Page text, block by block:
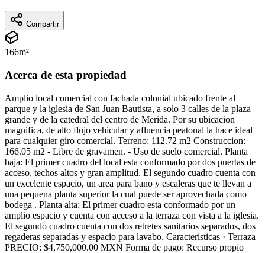
Compartir
166m²
Acerca de esta propiedad
Amplio local comercial con fachada colonial ubicado frente al
parque y la iglesia de San Juan Bautista, a solo 3 calles de la plaza
grande y de la catedral del centro de Merida. Por su ubicacion
magnifica, de alto flujo vehicular y afluencia peatonal la hace ideal
para cualquier giro comercial. Terreno: 112.72 m2 Construccion:
166.05 m2 - Libre de gravamen. - Uso de suelo comercial. Planta
baja: El primer cuadro del local esta conformado por dos puertas de
acceso, techos altos y gran amplitud. El segundo cuadro cuenta con
un excelente espacio, un area para bano y escaleras que te llevan a
una pequena planta superior la cual puede ser aprovechada como
bodega . Planta alta: El primer cuadro esta conformado por un
amplio espacio y cuenta con acceso a la terraza con vista a la iglesia.
El segundo cuadro cuenta con dos retretes sanitarios separados, dos
regaderas separadas y espacio para lavabo. Caracteristicas · Terraza
PRECIO: $4,750,000.00 MXN Forma de pago: Recurso propio